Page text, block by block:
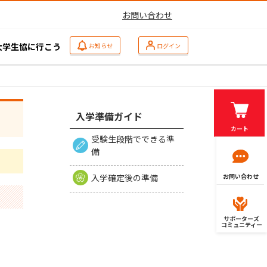
お問い合わせ
学生協に行こう お知らせ ログイン
入学準備ガイド
受験生段階でできる準
備
入学確定後の準備
カート
お問い合わせ
サポーターズ
コミュニティー